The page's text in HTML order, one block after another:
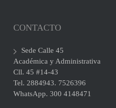
CONTACTO
Sede Calle 45
Académica y Administrativa
Cll. 45 #14-43
Tel. 2884943. 7526396
WhatsApp. 300 4148471